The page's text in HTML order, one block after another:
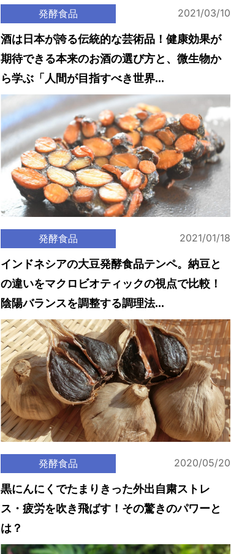
発酵食品 2021/03/10
酒は日本が誇る伝統的な芸術品！健康効果が
期待できる本来のお酒の選び方と、微生物か
ら学ぶ「人間が目指すべき世界...
発酵食品 2021/01/18
インドネシアの大豆発酵食品テンペ。納豆と
の違いをマクロビオティックの視点で比較！
陰陽バランスを調整する調理法...
発酵食品 2020/05/20
黒にんにくでたまりきった外出自粛ストレ
ス・疲労を吹き飛ばす！その驚きのパワーと
は？